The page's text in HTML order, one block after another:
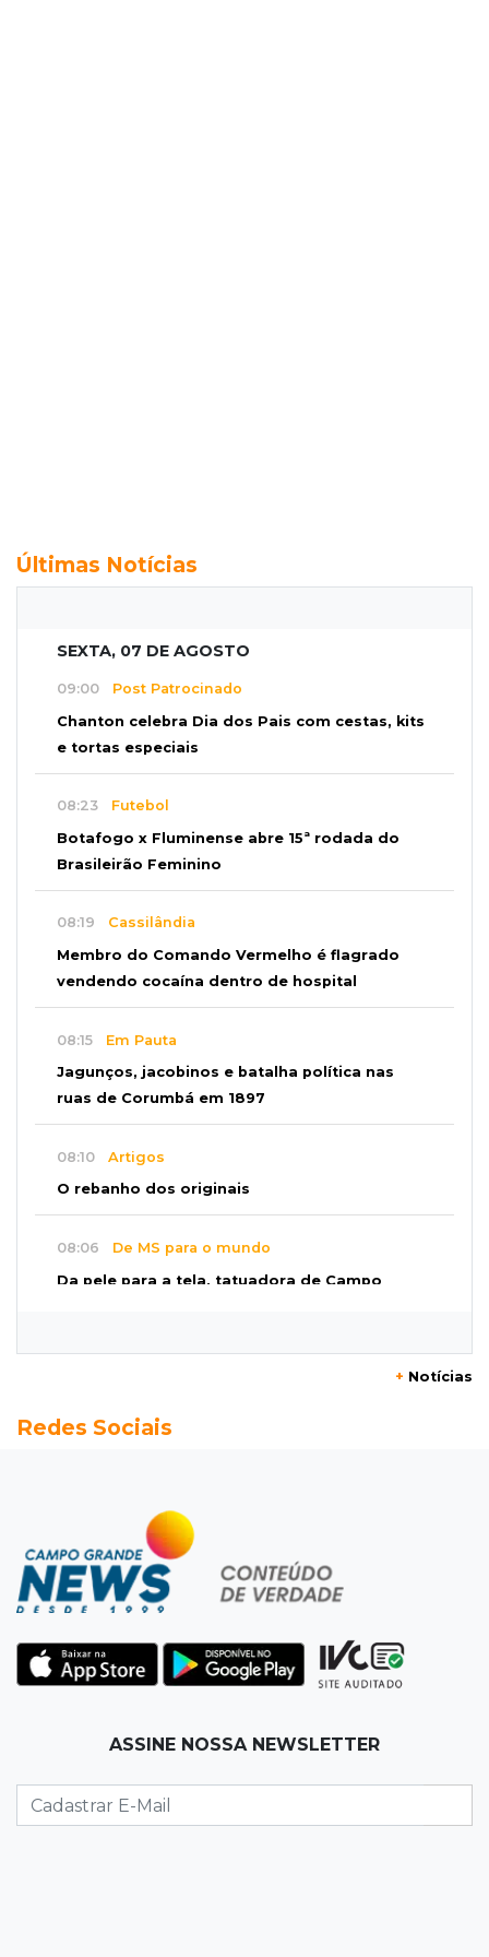
Últimas Notícias
SEXTA, 07 DE AGOSTO
09:00 Post Patrocinado
Chanton celebra Dia dos Pais com cestas, kits
e tortas especiais
08:23 Futebol
Botafogo x Fluminense abre 15ª rodada do
Brasileirão Feminino
08:19 Cassilândia
Membro do Comando Vermelho é flagrado
vendendo cocaína dentro de hospital
08:15 Em Pauta
Jagunços, jacobinos e batalha política nas
ruas de Corumbá em 1897
08:10 Artigos
O rebanho dos originais
08:06 De MS para o mundo
Da pele para a tela, tatuadora de Campo
opções com 48% de desconto
Fonte gigante fez supermercado em 1973 virar
passeio campo-grandense
07:49Copa Pelezinho
jogos neste sábado
Muita gente já passou a madrugada dentro da
+ Notícias
Redes Sociais
ASSINE NOSSA NEWSLETTER